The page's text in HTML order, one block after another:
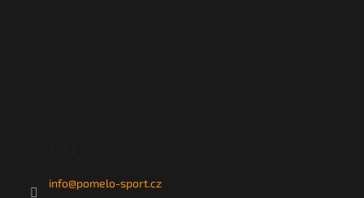
info@pomelo-sport.cz